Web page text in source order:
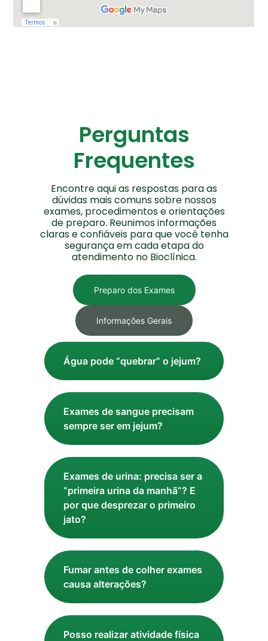
Perguntas
Frequentes
Encontre aqui as respostas para as
dúvidas mais comuns sobre nossos
exames, procedimentos e orientações
de preparo. Reunimos informações
claras e confiáveis para que você tenha
segurança em cada etapa do
atendimento no Bioclínica.
Preparo dos Exames
Informações Gerais
Água pode “quebrar” o jejum?
Exames de sangue precisam
sempre ser em jejum?
Exames de urina: precisa ser a
“primeira urina da manhã”? E
por que desprezar o primeiro
jato?
Fumar antes de colher exames
causa alterações?
Posso realizar atividade física